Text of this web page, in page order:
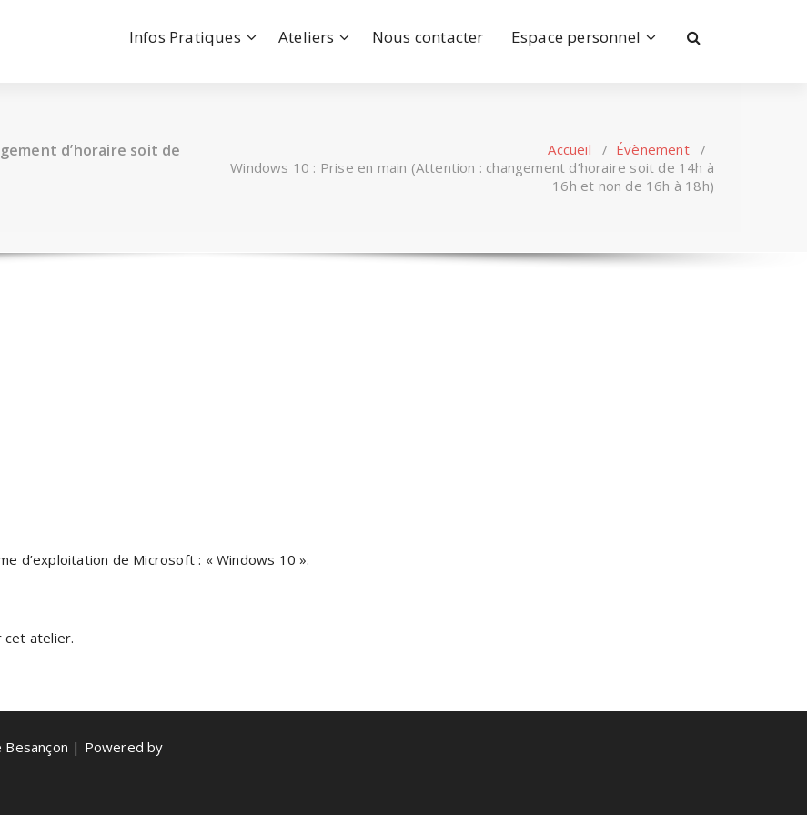
Infos Pratiques Ateliers Nous contacter Espace personnel
d’horaire soit de
Accueil / Évènement/
Windows 10 : Prise en main (Attention : changement d’horaire soit de 14h à
16h et non de 16h à 18h)
d’exploitation de Microsoft : « Windows 10 ».
cet atelier.
Besançon | Powered by